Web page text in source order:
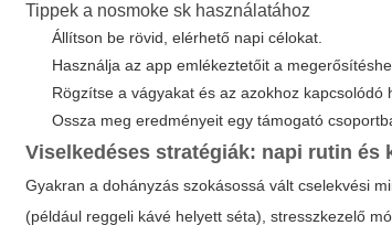
Tippek a nosmoke sk használatához
Állítson be rövid, elérhető napi célokat.
Használja az app emlékeztetőit a
Rögzítse a vágyakat és az azokhoz kapcsolódó
Ossza meg eredményeit egy támogató
Viselkedéses stratégiák: napi rutin és
Gyakran a dohányzás szokásossá vált cselekvési
(például reggeli kávé helyett séta), stresszkezelő